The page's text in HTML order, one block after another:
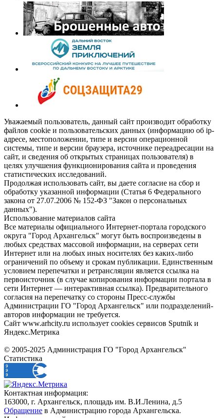
Уважаемый пользователь, данный сайт производит обработку
файлов cookie и пользовательских данных (информацию об ip-
адресе, местоположении, типе и версии операционной
системы, типе и версии браузера, источнике переадресации на
сайт, и сведения об открытых страницах пользователя) в
целях улучшения функционирования сайта и проведения
статистических исследований.
Продолжая использовать сайт, вы даете согласие на сбор и
обработку указанной информации (Статья 6 Федерального
закона от 27.07.2006 № 152-ФЗ "Закон о персональных
данных").
Использование материалов сайта
Все материалы официального Интернет-портала городского
округа "Город Архангельск" могут быть воспроизведены в
любых средствах массовой информации, на серверах сети
Интернет или на любых иных носителях без каких-либо
ограничений по объему и срокам публикации. Единственным
условием перепечатки и ретрансляции является ссылка на
первоисточник (в случае копирования информации портала в
сети Интернет — интерактивная ссылка). Предварительного
согласия на перепечатку со стороны Пресс-службы
Администрации ГО "Город Архангельск" или подразделений-
авторов информации не требуется.
Сайт www.arhcity.ru использует cookies сервисов Sputnik и
Яндекс.Метрика
© 2005-2025 Администрация ГО "Город Архангельск"
Статистика
Контактная информация:
163000, г. Архангельск, площадь им. В.И.Ленина, д.5
Обращение в Администрацию города Архангельска.